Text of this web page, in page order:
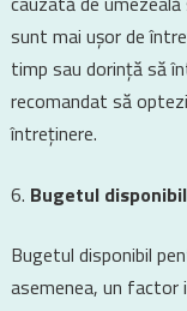
sunt mai ușor de
timp sau dorință să
recomandat să
întreținere.
Bugetul disponibil
Bugetul disponibil
asemenea, un factor